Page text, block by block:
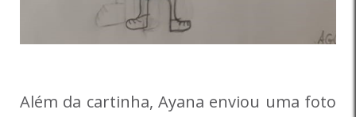
Além da cartinha, Ayana enviou uma foto